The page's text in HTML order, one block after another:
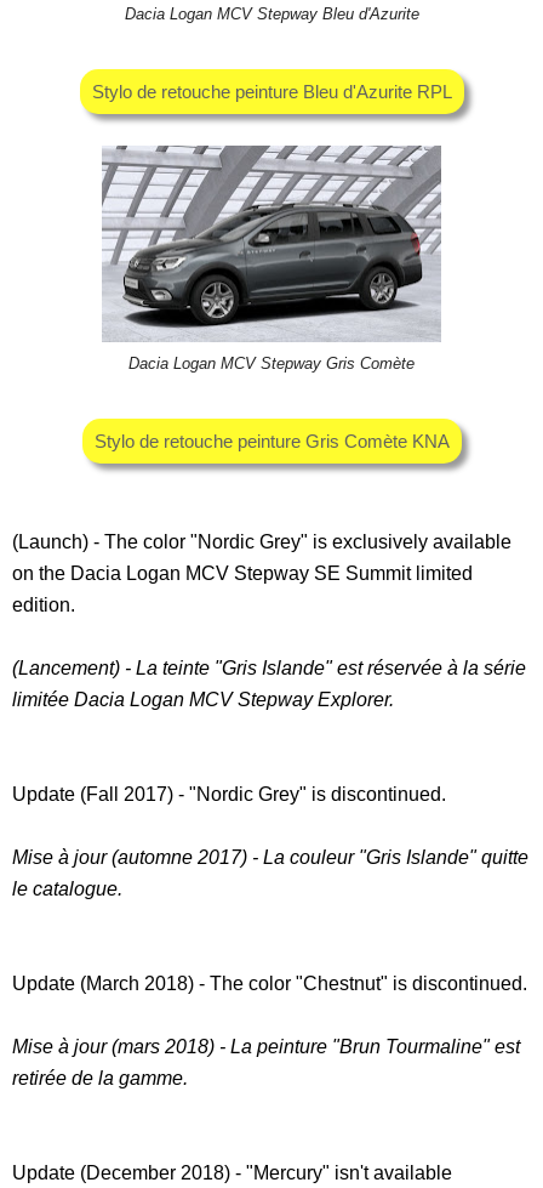
Dacia Logan MCV Stepway Bleu d'Azurite
Stylo de retouche peinture Bleu d'Azurite RPL
Dacia Logan MCV Stepway Gris Comète
Stylo de retouche peinture Gris Comète KNA
(Launch) - The color "Nordic Grey" is exclusively available
on the Dacia Logan MCV Stepway SE Summit limited
edition.
(Lancement) - La teinte "Gris Islande" est réservée à la série
limitée Dacia Logan MCV Stepway Explorer.
Update (Fall 2017) - "Nordic Grey" is discontinued.
Mise à jour (automne 2017) - La couleur "Gris Islande" quitte
le catalogue.
Update (March 2018) - The color "Chestnut" is discontinued.
Mise à jour (mars 2018) - La peinture "Brun Tourmaline" est
retirée de la gamme.
Update (December 2018) - "Mercury" isn't available